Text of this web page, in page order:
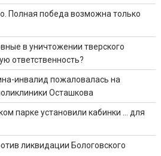
Полная победа возможна только
в уничтожении тверского
ответственность?
инвалид пожаловалась на
Осташкова
парке установили кабинки … для
ликвидации Бологовского